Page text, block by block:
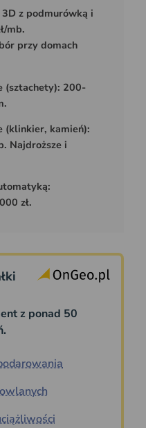
z podmurówką i
mb.
przy domach
(sztachety): 200-
(klinkier, kamień):
Najdroższe i
zł.
z ponad 50